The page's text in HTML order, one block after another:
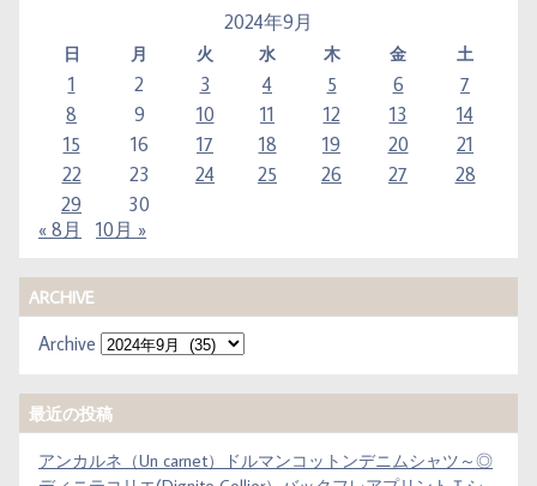
2024年9月
日 月 火 水 木 金 土
1 2 3 4 5 6
7
8
9 10 11 12 13
14
15
16 17 18 19 20
21
22
23 24 25 26 27
28
29
30
« 8月
10月 »
ARCHIVE
Archive
最近の投稿
アンカルネ（Un carnet）ドルマンコットンデニムシャツ～◎